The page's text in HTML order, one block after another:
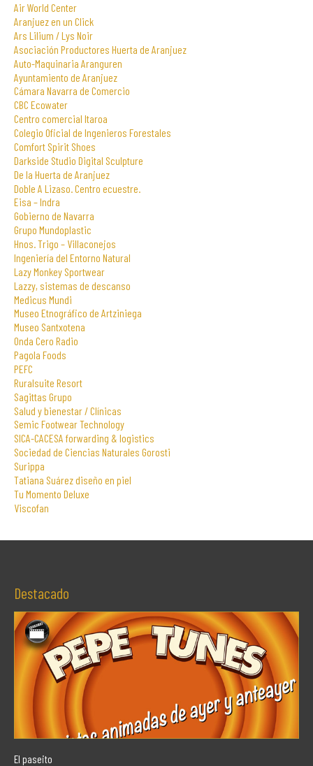
Air World Center
Aranjuez en un Click
Ars Lilium / Lys Noir
Asociación Productores Huerta de Aranjuez
Auto-Maquinaria Aranguren
Ayuntamiento de Aranjuez
Cámara Navarra de Comercio
CBC Ecowater
Centro comercial Itaroa
Colegio Oficial de Ingenieros Forestales
Comfort Spirit Shoes
Darkside Studio Digital Sculpture
De la Huerta de Aranjuez
Doble A Lizaso. Centro ecuestre.
Eisa – Indra
Gobierno de Navarra
Grupo Mundoplastic
Hnos. Trigo – Villaconejos
Ingeniería del Entorno Natural
Lazy Monkey Sportwear
Lazzy, sistemas de descanso
Medicus Mundi
Museo Etnográfico de Artziniega
Museo Santxotena
Onda Cero Radio
Pagola Foods
PEFC
Ruralsuite Resort
Sagittas Grupo
Salud y bienestar / Clínicas
Semic Footwear Technology
SICA-CACESA forwarding & logistics
Sociedad de Ciencias Naturales Gorosti
Surippa
Tatiana Suárez diseño en piel
Tu Momento Deluxe
Viscofan
Destacado
El paseito